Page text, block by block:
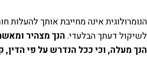
הנומרולוגית אינה מחייבת אותך
לשיקול דעתך הבלעדי. הנך מצהיר
הנך מעלה, וכי ככל הנדרש על פי